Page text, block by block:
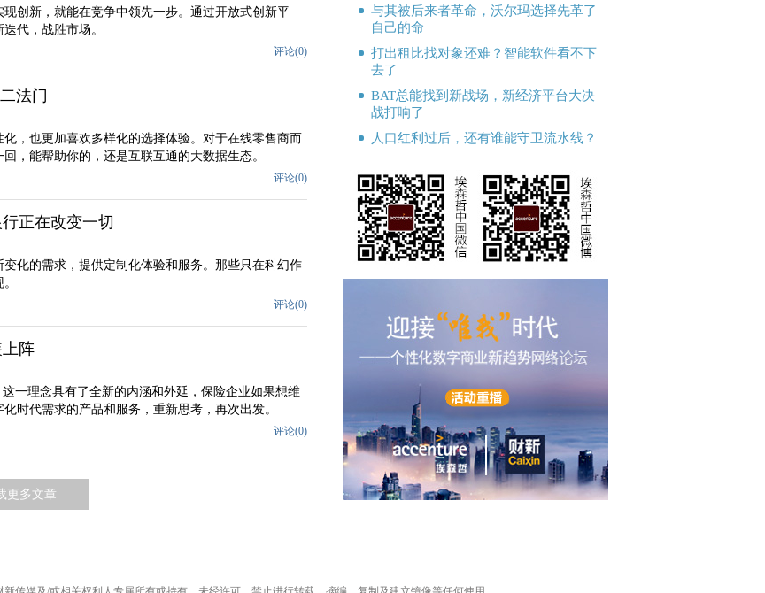
创新，就能在竞争中领先一步。通过开放式创新平
代，战胜市场。
评论(0)
法门
，也更加喜欢多样化的选择体验。对于在线零售商而
，能帮助你的，还是互联互通的大数据生态。
评论(0)
正在改变一切
化的需求，提供定制化体验和服务。那些只在科幻作
评论(0)
阵
一理念具有了全新的内涵和外延，保险企业如果想维
时代需求的产品和服务，重新思考，再次出发。
评论(0)
更多文章
与其被后来者革命，沃尔玛选择先革了
自己的命
打出租比找对象还难？智能软件看不下
去了
BAT总能找到新战场，新经济平台大决
战打响了
人口红利过后，还有谁能守卫流水线？